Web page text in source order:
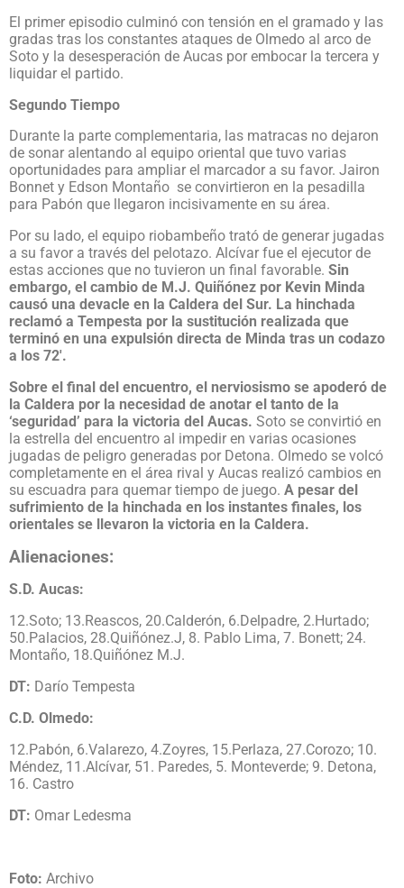
El primer episodio culminó con tensión en el gramado y las
gradas tras los constantes ataques de Olmedo al arco de
Soto y la desesperación de Aucas por embocar la tercera y
liquidar el partido.
Segundo Tiempo
Durante la parte complementaria, las matracas no dejaron
de sonar alentando al equipo oriental que tuvo varias
oportunidades para ampliar el marcador a su favor. Jairon
Bonnet y Edson Montaño se convirtieron en la pesadilla
para Pabón que llegaron incisivamente en su área.
Por su lado, el equipo riobambeño trató de generar jugadas
a su favor a través del pelotazo. Alcívar fue el ejecutor de
estas acciones que no tuvieron un final favorable. Sin
embargo, el cambio de M.J. Quiñónez por Kevin Minda
causó una devacle en la Caldera del Sur. La hinchada
reclamó a Tempesta por la sustitución realizada que
terminó en una expulsión directa de Minda tras un codazo
a los 72′.
Sobre el final del encuentro, el nerviosismo se apoderó de
la Caldera por la necesidad de anotar el tanto de la
‘seguridad’ para la victoria del Aucas. Soto se convirtió en
la estrella del encuentro al impedir en varias ocasiones
jugadas de peligro generadas por Detona. Olmedo se volcó
completamente en el área rival y Aucas realizó cambios en
su escuadra para quemar tiempo de juego. A pesar del
sufrimiento de la hinchada en los instantes finales, los
orientales se llevaron la victoria en la Caldera.
Alienaciones:
S.D. Aucas:
12.Soto; 13.Reascos, 20.Calderón, 6.Delpadre, 2.Hurtado;
50.Palacios, 28.Quiñónez.J, 8. Pablo Lima, 7. Bonett; 24.
Montaño, 18.Quiñónez M.J.
DT: Darío Tempesta
C.D. Olmedo:
12.Pabón, 6.Valarezo, 4.Zoyres, 15.Perlaza, 27.Corozo; 10.
Méndez, 11.Alcívar, 51. Paredes, 5. Monteverde; 9. Detona,
16. Castro
DT: Omar Ledesma
Foto: Archivo